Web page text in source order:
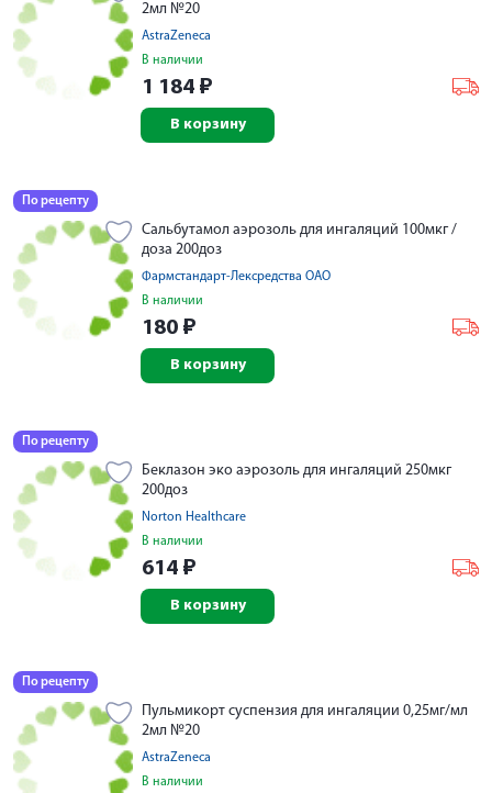
2мл №20
AstraZeneca
В наличии
1 184 ₽
В корзину
По рецепту
Сальбутамол аэрозоль для ингаляций 100мкг /
доза 200доз
Фармстандарт-Лексредства ОАО
В наличии
180 ₽
В корзину
По рецепту
Беклазон эко аэрозоль для ингаляций 250мкг
200доз
Norton Healthcare
В наличии
614 ₽
В корзину
По рецепту
Пульмикорт суспензия для ингаляции 0,25мг/мл
2мл №20
AstraZeneca
В наличии